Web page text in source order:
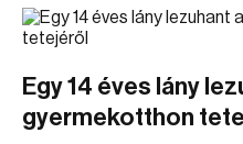
Egy 14 éves lány
gyermekotthon